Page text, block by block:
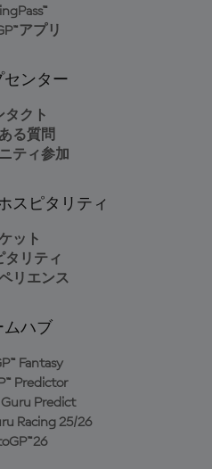
アプリ
センター
タクト
る質問
ティ参加
スピタリティ
ット
タリティ
リエンス
ムハブ
Fantasy
Predictor
Predict
Racing 25/26